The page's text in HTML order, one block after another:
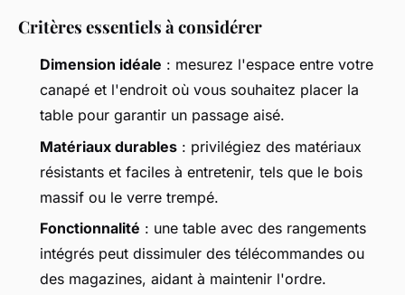
Critères essentiels à considérer
Dimension idéale : mesurez l'espace entre votre
canapé et l'endroit où vous souhaitez placer la
table pour garantir un passage aisé.
Matériaux durables : privilégiez des matériaux
résistants et faciles à entretenir, tels que le bois
massif ou le verre trempé.
Fonctionnalité : une table avec des rangements
intégrés peut dissimuler des télécommandes ou
des magazines, aidant à maintenir l'ordre.